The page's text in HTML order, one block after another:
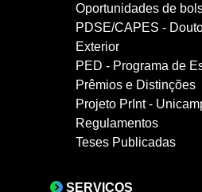
Oportunidades de
PDSE/CAPES -
Exterior
PED - Programa de
Prêmios e Distinções
Projeto PrInt -
Regulamentos
Teses Publicadas
SERVIÇOS